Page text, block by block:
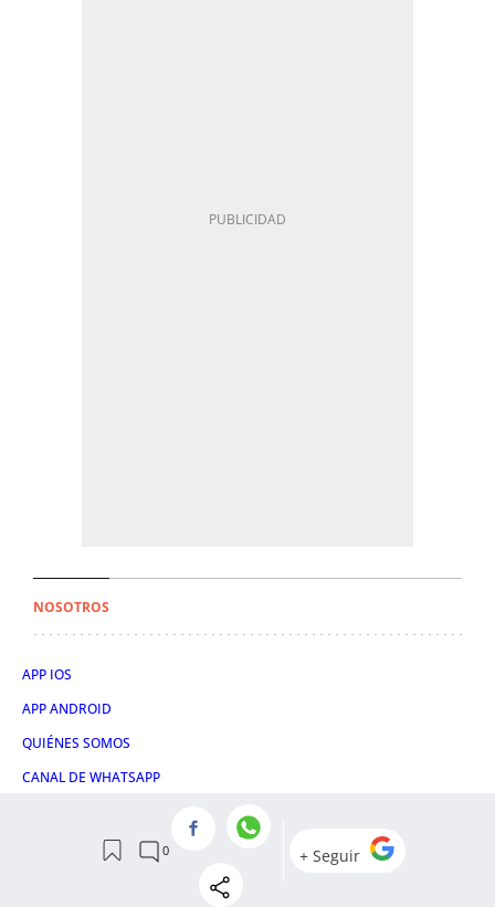
NOSOTROS
APP IOS
APP ANDROID
QUIÉNES SOMOS
CANAL DE WHATSAPP
CONTACTAR